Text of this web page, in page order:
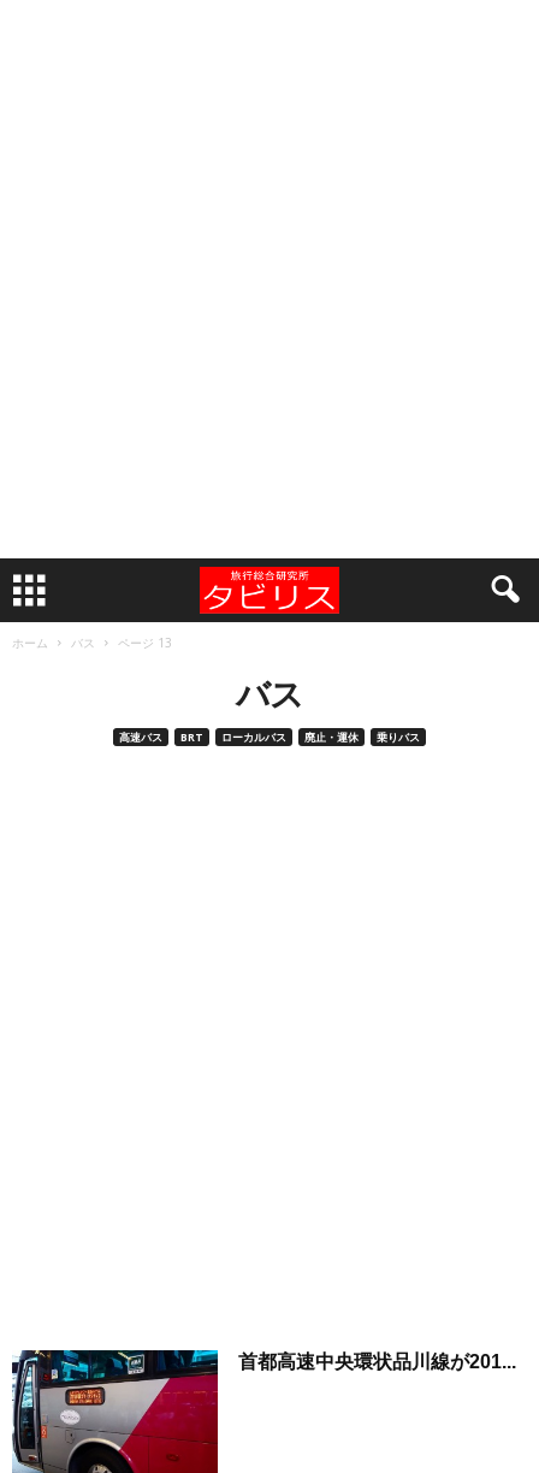
ホーム バス ページ 13
バス
高速バス BRT ローカルバス 廃止・運休 乗りバス
首都高速中央環状品川線が201...